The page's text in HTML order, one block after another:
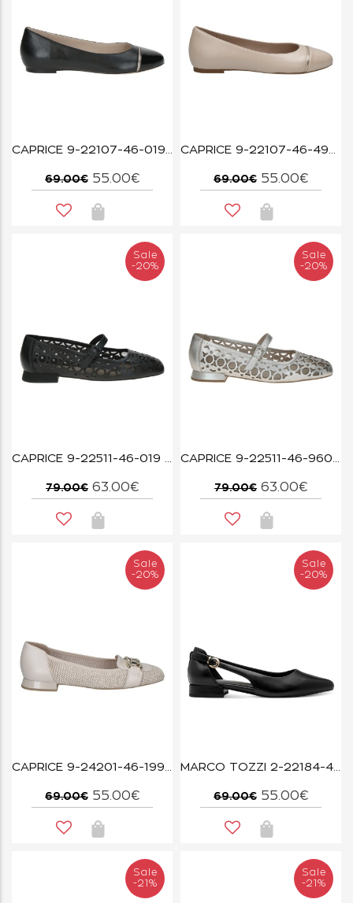
CAPRICE 9-22107-46-019 BLACK COMB
69.00€ 55.00€
CAPRICE 9-22107-46-492 CREAM/GOLD
69.00€ 55.00€
Sale
-20%
CAPRICE 9-22511-46-019 BLACK COMB
79.00€ 63.00€
Sale
-20%
CAPRICE 9-22511-46-960 PLATIN.MET.CO
79.00€ 63.00€
Sale
-20%
CAPRICE 9-24201-46-199 OFFWHITE COMB
69.00€ 55.00€
Sale
-20%
MARCO TOZZI 2-22184-46-001 BLACK
69.00€ 55.00€
Sale
-21%
Sale
-21%